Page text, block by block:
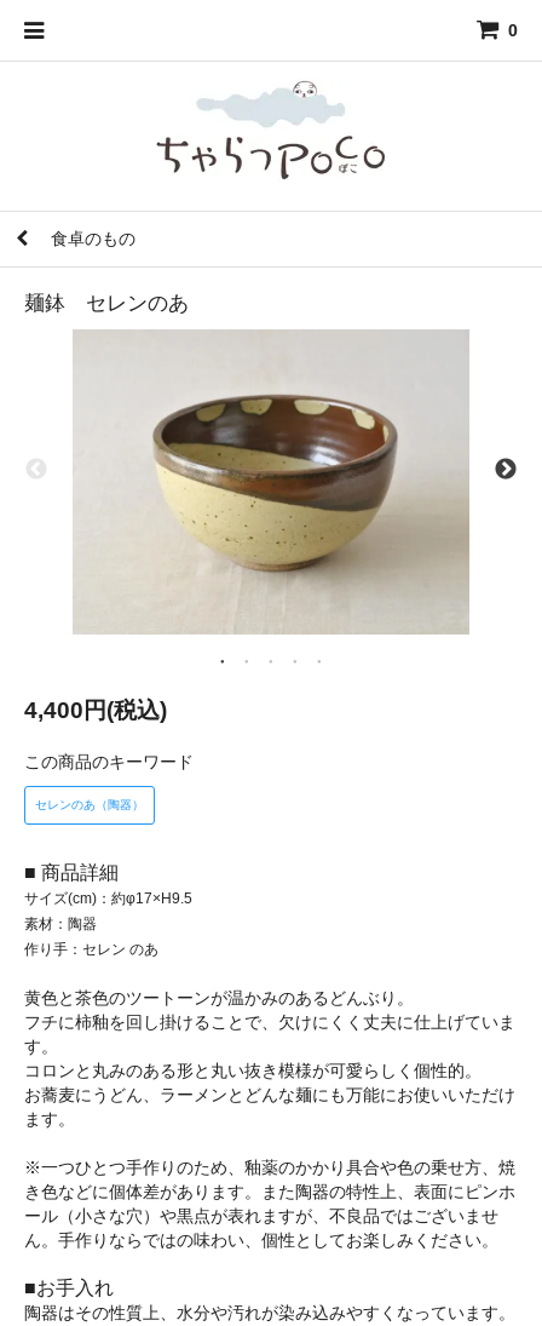
0
食卓のもの
麺鉢 セレンのあ
4,400円(税込)
この商品のキーワード
セレンのあ（陶器）
■ 商品詳細
サイズ(cm)：約φ17×H9.5
素材：陶器
作り手：セレン のあ
黄色と茶色のツートーンが温かみのあるどんぶり。
フチに柿釉を回し掛けることで、欠けにくく丈夫に仕上げていま
す。
コロンと丸みのある形と丸い抜き模様が可愛らしく個性的。
お蕎麦にうどん、ラーメンとどんな麺にも万能にお使いいただけ
ます。
※一つひとつ手作りのため、釉薬のかかり具合や色の乗せ方、焼
き色などに個体差があります。また陶器の特性上、表面にピンホ
ール（小さな穴）や黒点が表れますが、不良品ではございませ
ん。手作りならではの味わい、個性としてお楽しみください。
■お手入れ
陶器はその性質上、水分や汚れが染み込みやすくなっています。